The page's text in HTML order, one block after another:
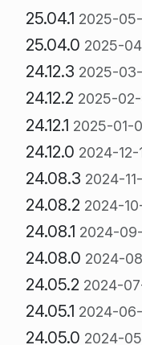
25.04.1 2025-
25.04.0 2025-
24.12.3 2025-
24.12.2 2025-
24.12.1 2025-01-
24.12.0 2024-12-
24.08.3 2024-
24.08.2 2024-
24.08.1 2024-
24.08.0 2024-
24.05.2 2024-
24.05.1 2024-
24.05.0 2024-